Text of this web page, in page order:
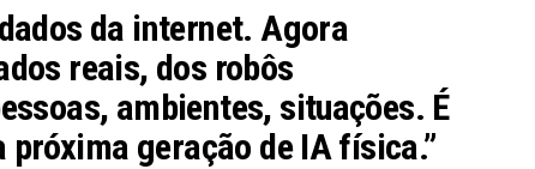
da internet. Agora
reais, dos robôs
ambientes, situações. É
próxima geração de IA física.”